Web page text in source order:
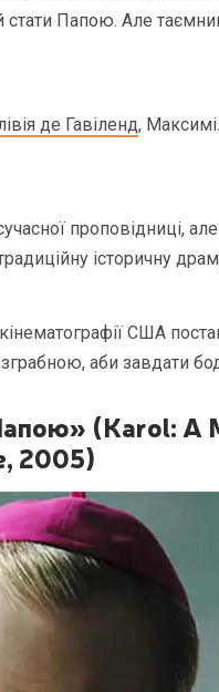
стати Папою. Але
де Гавіленд,
проповідниці,
історичну
США
аби завдати
(Karol: A
2005)